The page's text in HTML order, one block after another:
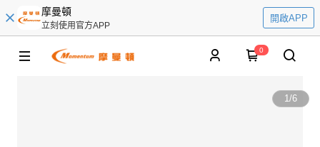
摩曼頓
立刻使用官方APP
開啟APP
0
1/6